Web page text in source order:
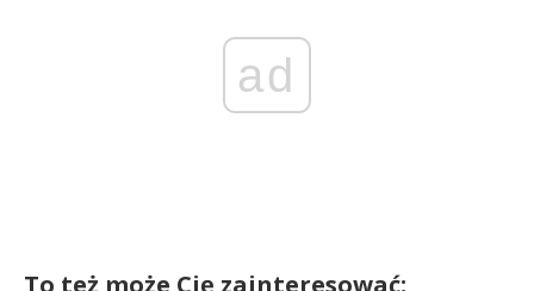
ad
To też może Cię zainteresować: